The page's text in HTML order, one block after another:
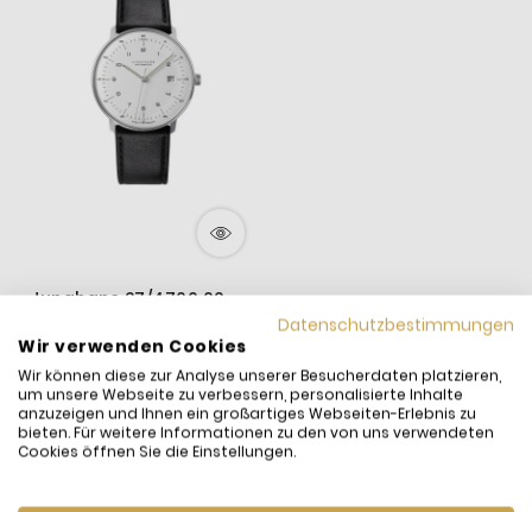
Junghans 27/4700.02
Analog Automatik mit
Leder-Armband
1.485,00 €
inkl. MwSt. undVersand
Versandfertig: Sofort
lieferbar
Datenschutzbestimmungen
Wir verwenden Cookies
Wir können diese zur Analyse unserer Besucherdaten platzieren,
um unsere Webseite zu verbessern, personalisierte Inhalte
anzuzeigen und Ihnen ein großartiges Webseiten-Erlebnis zu
bieten. Für weitere Informationen zu den von uns verwendeten
Cookies öffnen Sie die Einstellungen.